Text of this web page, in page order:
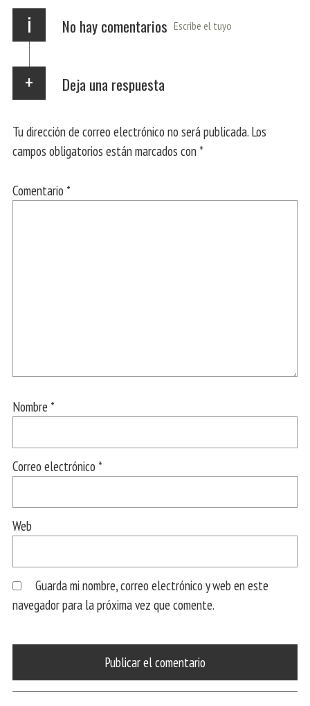
i No hay comentarios Escribe el tuyo
Deja una respuesta
Tu dirección de correo electrónico no será publicada. Los
campos obligatorios están marcados con *
Comentario *
Nombre *
Correo electrónico *
Web
Guarda mi nombre, correo electrónico y web en este
navegador para la próxima vez que comente.